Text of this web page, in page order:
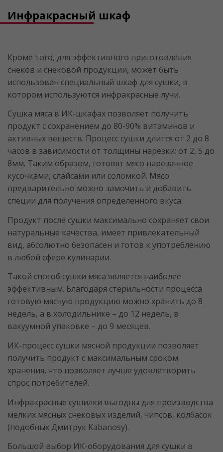
Инфракрасный шкаф
Кроме того, для эффективного приготовления
снеков и снековой продукции, может быть
использован специальный шкаф для сушки, в
котором используются инфракрасные лучи.
Сушка мяса в ИК-шкафах позволяет получить
продукт с сохранением до 80-90% витаминов и
активных веществ. Процесс сушки длится от 2 до 8
часов в зависимости от толщины нарезки: от 2, 5 до
8мм. Таким образом, готовят мясо нарезанное
кусочками, слайсами или соломкой. Мясо
предварительно можно замочить и добавить
специи для получения определенного вкуса.
Продукт после сушки максимально сохраняет свои
натуральные качества, имеет привлекательный
вид, абсолютно безопасен и готов к употреблению
в любой сфере кулинарии.
Такой способ сушки мяса является наиболее
эффективным. Благодаря стерильности процесса
готовую мясную продукцию можно хранить до 8
недель, а в холодильнике – до 12 недель, в
вакуумной упаковке – до 9 месяцев.
ИК-процесс сушки мясной продукции позволяет
получить продукт с максимальным сроком
хранения, что позволяет лучше удовлетворить
спрос потребителей.
Инфракрасные сушилки выгодны для производства
мелких мясных снековых изделий, чипсов, колбасок
(подобных Дмитрук Kabanosy).
Большой выбор ИК-оборудования для сушки в